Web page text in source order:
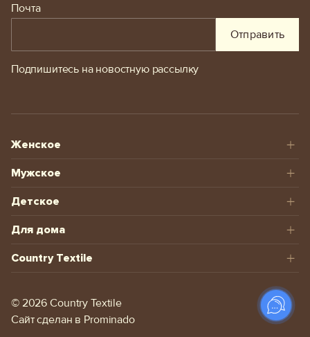
Почта
Отправить
Подпишитесь на новостную рассылку
Женское
Мужское
Детское
Для дома
Country Textile
© 2026 Сountry Textile
Сайт сделан в Prominado